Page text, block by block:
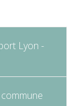
Lyon -